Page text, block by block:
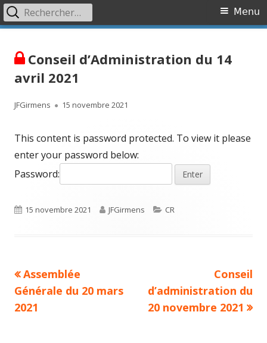
Primary
Menu
Rechercher :
Conseil d’Administration du 14
avril 2021
Author
JFGirmens
Published
15 novembre 2021
This content is password protected. To view it please
enter your password below:
Password:
Published
15 novembre 2021 Author
JFGirmens Categories
CR
Navigation
de
Previous
article:
Assemblée
Générale du 20 mars
2021
Next
article:
Conseil
d’administration du
20 novembre 2021